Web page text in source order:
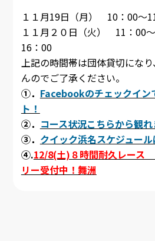
１１月19日（月） 10：00～
１１月２０日（火） 11：00
16：00
上記の時間帯は団体貸切にな
んのでご了承ください。
①． Facebookのチェックイン
ト！
②． コース状況こちらから観れ
③． クイック浜名スケジュー
④.12/8(土)８時間耐久レー
リー受付中！舞洲